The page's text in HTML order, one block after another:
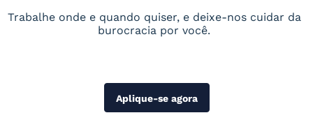
Trabalhe onde e quando quiser, e deixe-nos cuidar da
burocracia por você.
Aplique-se agora